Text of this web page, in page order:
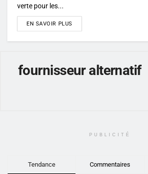
verte pour les...
EN SAVOIR PLUS
fournisseur alternatif
PUBLICITÉ
Tendance Commentaires